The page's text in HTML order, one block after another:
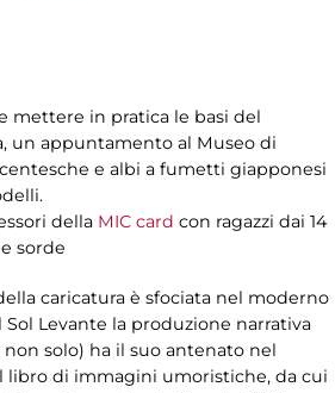
mettere in pratica le basi del
un appuntamento al Museo di
e albi a fumetti giapponesi
della MIC card con ragazzi dai 14
sorde
caricatura è sfociata nel moderno
Levante la produzione narrativa
non solo) ha il suo antenato nel
libro di immagini umoristiche, da cui